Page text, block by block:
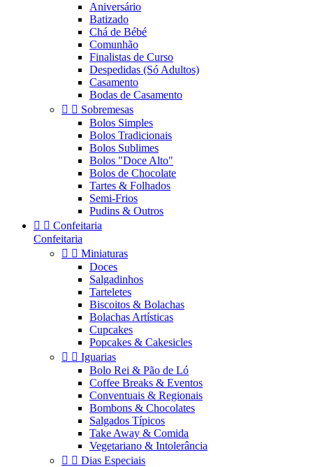
Aniversário
Batizado
Chá de Bébé
Comunhão
Finalistas de Curso
Despedidas (Só Adultos)
Casamento
Bodas de Casamento
  Sobremesas
Bolos Simples
Bolos Tradicionais
Bolos Sublimes
Bolos "Doce Alto"
Bolos de Chocolate
Tartes & Folhados
Semi-Frios
Pudins & Outros
  Confeitaria
Confeitaria
  Miniaturas
Doces
Salgadinhos
Tarteletes
Biscoitos & Bolachas
Bolachas Artísticas
Cupcakes
Popcakes & Cakesicles
  Iguarias
Bolo Rei & Pão de Ló
Coffee Breaks & Eventos
Conventuais & Regionais
Bombons & Chocolates
Salgados Típicos
Take Away & Comida
Vegetariano & Intolerância
  Dias Especiais